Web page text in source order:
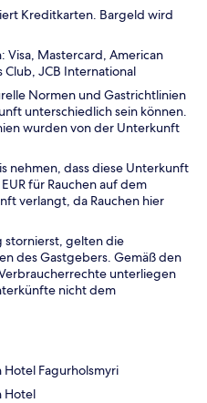
Kreditkarten. Bargeld wird
Mastercard, American
Club, JCB International
Normen und Gastrichtlinien
unterschiedlich sein können.
wurden von der Unterkunft
nehmen, dass diese Unterkunft
für Rauchen auf dem
verlangt, da Rauchen hier
stornierst, gelten die
des Gastgebers. Gemäß den
unterliegen
nicht dem
Hotel Fagurholsmyri
Hotel